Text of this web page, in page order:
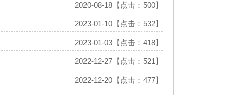
2020-08-18【点击：500】
2023-01-10【点击：532】
2023-01-03【点击：418】
2022-12-27【点击：521】
2022-12-20【点击：477】